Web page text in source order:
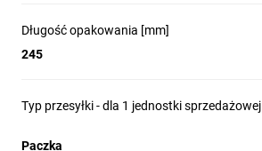
Długość opakowania [mm]
245
Typ przesyłki - dla 1 jednostki sprzedażowej
Paczka